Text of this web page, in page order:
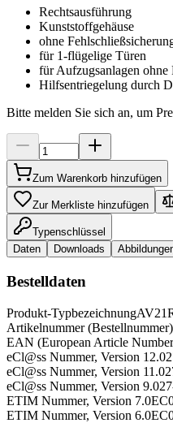
Rechtsausführung
Kunststoffgehäuse
ohne
für 1-flügelige Türen
für Aufzugsanlagen ohne
Hilfsentriegelung durch
Bitte melden Sie sich an, um
Zum Warenkorb hinzufügen
Zur Merkliste hinzufügen
Typenschlüssel
Daten
Downloads
Bestelldaten
Produkt-Typbezeichnung
Artikelnummer (Bestellnummer)
EAN (European Article
eCl@ss Nummer, Version 12.0
eCl@ss Nummer, Version 11.0
eCl@ss Nummer, Version 9.0
ETIM Nummer, Version 7.0
ETIM Nummer, Version 6.0